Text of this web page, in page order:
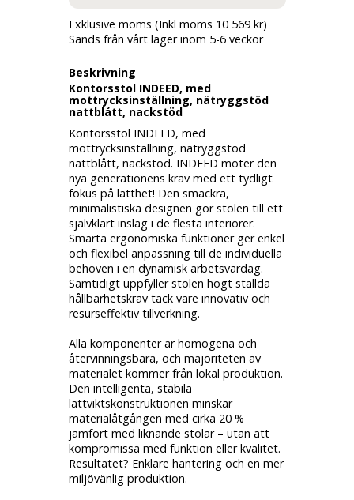
Exklusive moms (Inkl moms 10 569 kr)
Sänds från vårt lager inom 5-6 veckor
Beskrivning
Kontorsstol INDEED, med
mottrycksinställning, nätryggstöd
nattblått, nackstöd
Kontorsstol INDEED, med
mottrycksinställning, nätryggstöd
nattblått, nackstöd. INDEED möter den
nya generationens krav med ett tydligt
fokus på lätthet! Den smäckra,
minimalistiska designen gör stolen till ett
självklart inslag i de flesta interiörer.
Smarta ergonomiska funktioner ger enkel
och flexibel anpassning till de individuella
behoven i en dynamisk arbetsvardag.
Samtidigt uppfyller stolen högt ställda
hållbarhetskrav tack vare innovativ och
resurseffektiv tillverkning.
Alla komponenter är homogena och
återvinningsbara, och majoriteten av
materialet kommer från lokal produktion.
Den intelligenta, stabila
lättviktskonstruktionen minskar
materialåtgången med cirka 20 %
jämfört med liknande stolar – utan att
kompromissa med funktion eller kvalitet.
Resultatet? Enklare hantering och en mer
miljövänlig produktion.